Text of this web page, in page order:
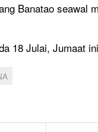
Banatao seawal
18 Julai, Jumaat